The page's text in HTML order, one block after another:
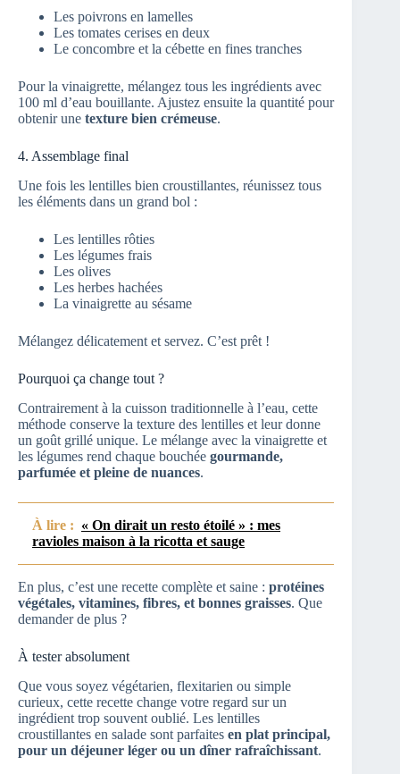
Les poivrons en lamelles
Les tomates cerises en deux
Le concombre et la cébette en fines tranches
Pour la vinaigrette, mélangez tous les ingrédients avec
100 ml d’eau bouillante. Ajustez ensuite la quantité pour
obtenir une texture bien crémeuse.
4. Assemblage final
Une fois les lentilles bien croustillantes, réunissez tous
les éléments dans un grand bol :
Les lentilles rôties
Les légumes frais
Les olives
Les herbes hachées
La vinaigrette au sésame
Mélangez délicatement et servez. C’est prêt !
Pourquoi ça change tout ?
Contrairement à la cuisson traditionnelle à l’eau, cette
méthode conserve la texture des lentilles et leur donne
un goût grillé unique. Le mélange avec la vinaigrette et
les légumes rend chaque bouchée gourmande,
parfumée et pleine de nuances.
À lire : « On dirait un resto étoilé » : mes
ravioles maison à la ricotta et sauge
En plus, c’est une recette complète et saine : protéines
végétales, vitamines, fibres, et bonnes graisses. Que
demander de plus ?
À tester absolument
Que vous soyez végétarien, flexitarien ou simple
curieux, cette recette change votre regard sur un
ingrédient trop souvent oublié. Les lentilles
croustillantes en salade sont parfaites en plat principal,
pour un déjeuner léger ou un dîner rafraîchissant.